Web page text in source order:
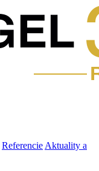
Referencie Aktuality a